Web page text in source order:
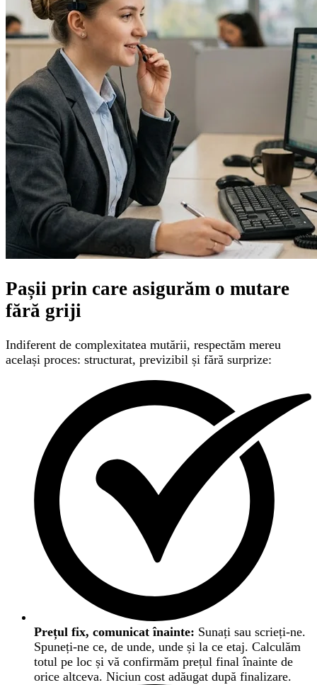
Pașii prin care asigurăm o mutare
fără griji
Indiferent de complexitatea mutării, respectăm mereu
același proces: structurat, previzibil și fără surprize:
Prețul fix, comunicat înainte: Sunați sau scrieți-ne.
Spuneți-ne ce, de unde, unde și la ce etaj. Calculăm
totul pe loc și vă confirmăm prețul final înainte de
orice altceva. Niciun cost adăugat după finalizare.